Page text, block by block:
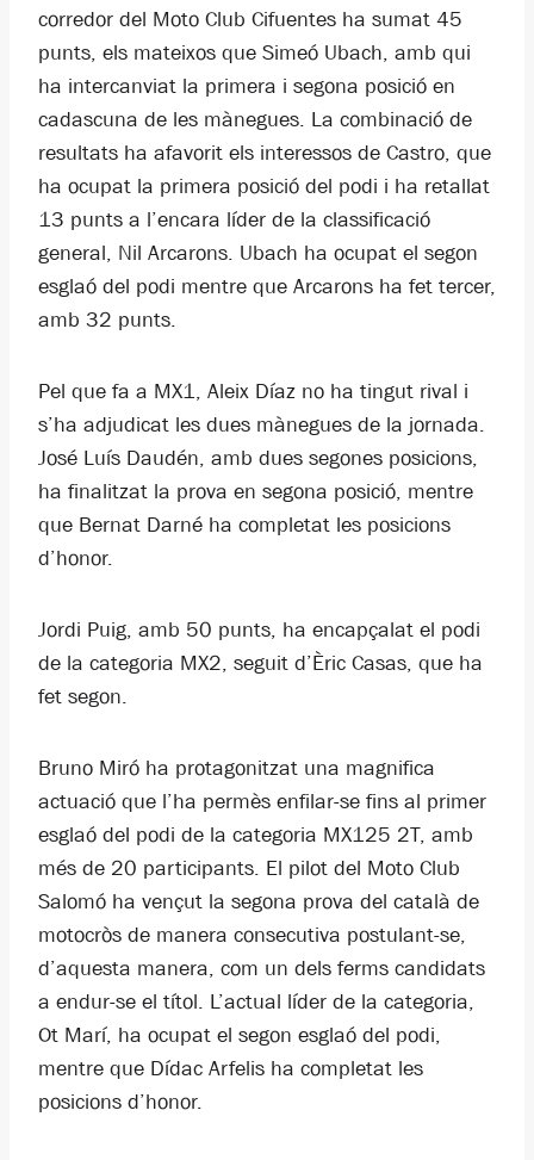
corredor del Moto Club Cifuentes ha sumat 45
punts, els mateixos que Simeó Ubach, amb qui
ha intercanviat la primera i segona posició en
cadascuna de les mànegues. La combinació de
resultats ha afavorit els interessos de Castro, que
ha ocupat la primera posició del podi i ha retallat
13 punts a l’encara líder de la classificació
general, Nil Arcarons. Ubach ha ocupat el segon
esglaó del podi mentre que Arcarons ha fet tercer,
amb 32 punts.
Pel que fa a MX1, Aleix Díaz no ha tingut rival i
s’ha adjudicat les dues mànegues de la jornada.
José Luís Daudén, amb dues segones posicions,
ha finalitzat la prova en segona posició, mentre
que Bernat Darné ha completat les posicions
d’honor.
Jordi Puig, amb 50 punts, ha encapçalat el podi
de la categoria MX2, seguit d’Èric Casas, que ha
fet segon.
Bruno Miró ha protagonitzat una magnifica
actuació que l’ha permès enfilar-se fins al primer
esglaó del podi de la categoria MX125 2T, amb
més de 20 participants. El pilot del Moto Club
Salomó ha vençut la segona prova del català de
motocròs de manera consecutiva postulant-se,
d’aquesta manera, com un dels ferms candidats
a endur-se el títol. L’actual líder de la categoria,
Ot Marí, ha ocupat el segon esglaó del podi,
mentre que Dídac Arfelis ha completat les
posicions d’honor.